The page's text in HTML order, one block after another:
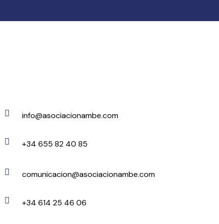
info@asociacionambe.com
+34 655 82 40 85
comunicacion@asociacionambe.com
+34 614 25 46 06